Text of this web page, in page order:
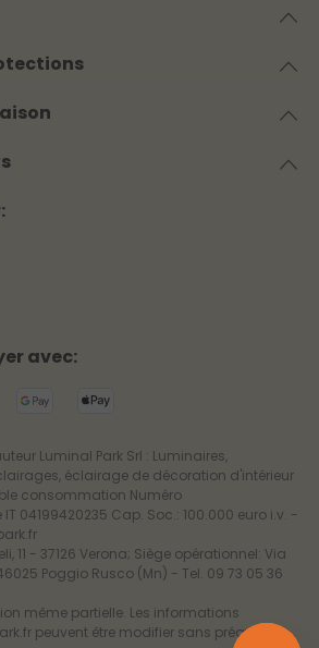
avec:
Luminal Park Srl : Luminaires,
éclairage de décoration d'intérieur
consommation Numéro
IT 04199420235 Cap. Soc.: 100.000 euro i.v. -
11 - 37126 Verona; Siège opérationnel: Via
Poggio Rusco (Mn) - Tel. 09 73 05 36
même partielle. Les informations
peuvent être modifier sans préavis.